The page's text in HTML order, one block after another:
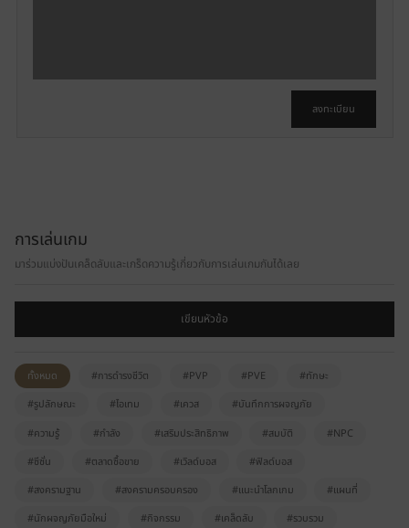
ม
ไ
ห
ลั
เ
สู่
ร
ลงทะเบียน
การเล่นเกม
มาร่วมแบ่งปันเคล็ดลับและเกร็ดความรู้เกี่ยวกับการเล่นเกมกันได้เลย
เขียนหัวข้อ
ทั้งหมด #การดำรงชีวิต #PVP #PVE
#ทักษะ
#รูปลักษณะ
#ไอเทม #เควส
#บันทึกการผจญภัย
#ความรู้
#กำลัง #เสริมประสิทธิภาพ #สมบัติ
#NPC
#ซีซั่น
#ตลาดซื้อขาย #เวิลด์บอส
#ฟิลด์บอส
#สงครามฐาน
#สงครามครอบครอง #แนะนำโลกเกม
#แผนที่
#นักผจญภัยมือใหม่
#กิจกรรม #เคล็ดลับ
#รวบรวม